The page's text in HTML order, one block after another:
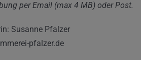
per Email (max 4 MB) oder Post.
Susanne Pfalzer
pfalzer.de